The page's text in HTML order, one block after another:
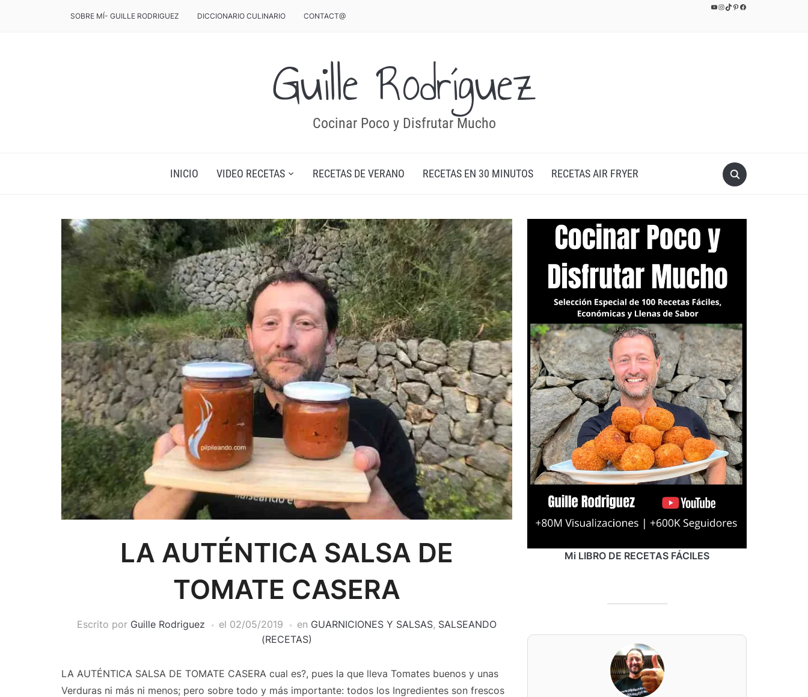
YouTube
Instagram
TikTok
Pinterest
Facebook
SOBRE MÍ- GUILLE RODRIGUEZ DICCIONARIO CULINARIO CONTACT@
Guille Rodríguez
Cocinar Poco y Disfrutar Mucho
INICIO VIDEO RECETAS RECETAS DE VERANO RECETAS EN 30 MINUTOS RECETAS AIR FRYER
LA AUTÉNTICA SALSA DE
TOMATE CASERA
Escrito por Guille Rodriguez el 02/05/2019 en GUARNICIONES Y SALSAS, SALSEANDO
(RECETAS)
LA AUTÉNTICA SALSA DE TOMATE CASERA cual es?, pues la que lleva Tomates buenos y unas
Verduras ni más ni menos; pero sobre todo y más importante: todos los Ingredientes son frescos
Mi LIBRO DE RECETAS FÁCILES